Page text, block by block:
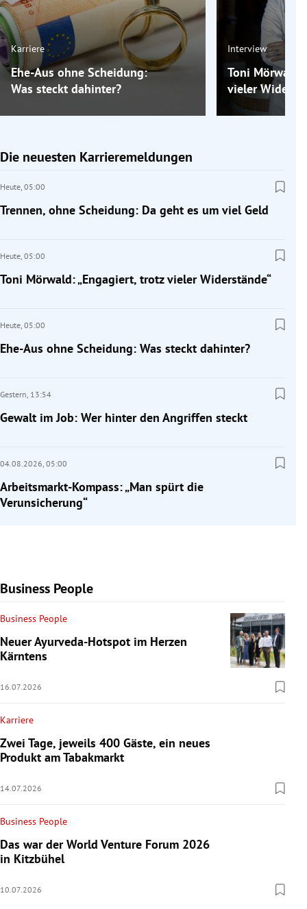
Karriere
Ehe-Aus ohne Scheidung:
Was steckt dahinter?
Interview
Toni Mörwald:
vieler
Die neuesten Karrieremeldungen
Heute, 05:00
Trennen, ohne Scheidung: Da geht es um viel Geld
Heute, 05:00
Toni Mörwald: „Engagiert, trotz vieler Widerstände“
Heute, 05:00
Ehe-Aus ohne Scheidung: Was steckt dahinter?
Gestern, 13:54
Gewalt im Job: Wer hinter den Angriffen steckt
04.08.2026, 05:00
Arbeitsmarkt-Kompass: „Man spürt die
Verunsicherung“
Business People
Business People
Neuer Ayurveda-Hotspot im Herzen
Kärntens
16.07.2026
Karriere
Zwei Tage, jeweils 400 Gäste, ein neues
Produkt am Tabakmarkt
14.07.2026
Business People
Das war der World Venture Forum 2026
in Kitzbühel
10.07.2026